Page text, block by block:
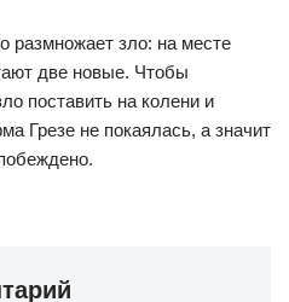
размножает зло: на месте
две новые. Чтобы
поставить на колени и
Грезе не покаялась, а значит